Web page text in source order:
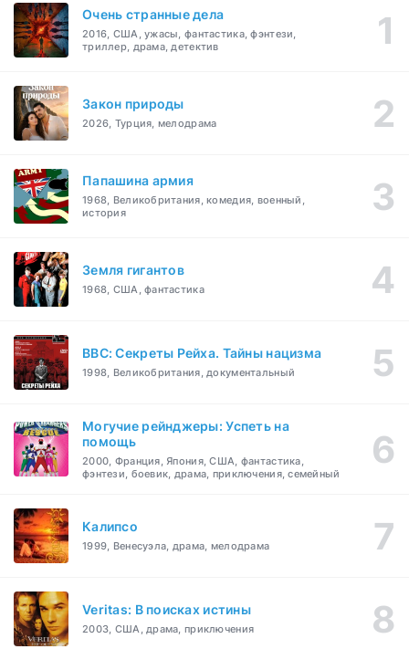
Очень странные дела
2016, США, ужасы, фантастика, фэнтези,
триллер, драма, детектив
Закон природы
2026, Турция, мелодрама
Папашина армия
1968, Великобритания, комедия, военный,
история
Земля гигантов
1968, США, фантастика
BBC: Секреты Рейха. Тайны нацизма
1998, Великобритания, документальный
Могучие рейнджеры: Успеть на
помощь
2000, Франция, Япония, США, фантастика,
фэнтези, боевик, драма, приключения, семейный
Калипсо
1999, Венесуэла, драма, мелодрама
Veritas: В поисках истины
2003, США, драма, приключения